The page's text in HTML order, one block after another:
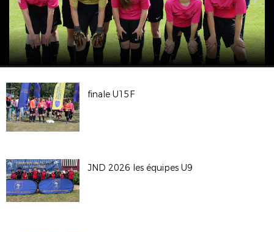
finale U15F
JND 2026 les équipes U9